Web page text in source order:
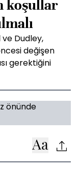
koşullar
Dudley,
değişen
gerektiğini